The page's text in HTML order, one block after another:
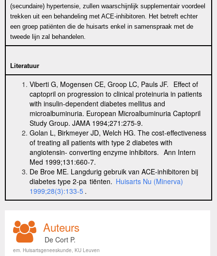
(secundaire) hypertensie, zullen waarschijnlijk supplementair voordeel
trekken uit een behandeling met ACE-inhibitoren. Het betreft echter
een groep patiënten die de huisarts enkel in samenspraak met de
tweede lijn zal behandelen.
Literatuur
Viberti G, Mogensen CE, Groop LC, Pauls JF. Effect of
captopril on progression to clinical proteinuria in patients
with insulin-dependent diabetes mellitus and
microalbuminuria. European Microalbuminuria Captopril
Study Group. JAMA 1994;271:275-9.
Golan L, Birkmeyer JD, Welch HG. The cost-effectiveness
of treating all patients with type 2 diabetes with
angiotensin- converting enzyme inhibitors. Ann Intern
Med 1999;131:660-7.
De Broe ME. Langdurig gebruik van ACE-inhibitoren bij
diabetes type 2-pa tiënten. Huisarts Nu (Minerva)
1999;28(3):133-5 .
Auteurs
De Cort P.
em. Huisartsgeneeskunde, KU Leuven